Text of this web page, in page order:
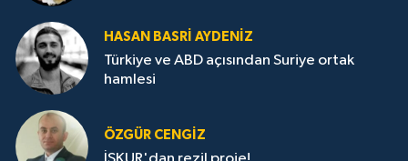
HASAN BASRI AYDENIZ
Türkiye ve ABD açısından Suriye ortak
hamlesi
ÖZGÜR CENGIZ